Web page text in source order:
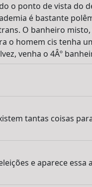
o ponto de vista do
é bastante
O banheiro
o homem cis tenha
venha o 4Âº
tantas coisas
e aparece